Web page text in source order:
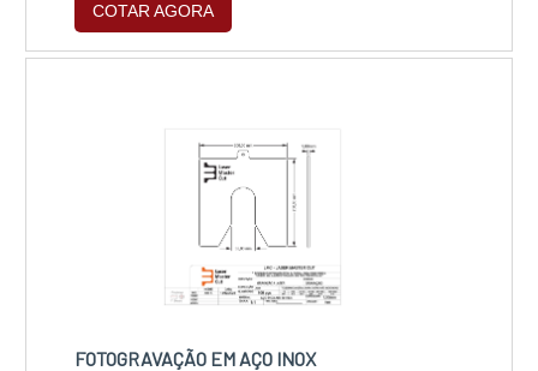
COTAR AGORA
FOTOGRAVAÇÃO EM AÇO INOX